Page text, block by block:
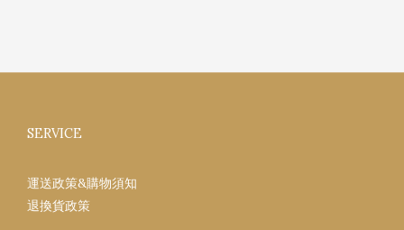
SERVICE
運送政策&購物須知
退換貨政策